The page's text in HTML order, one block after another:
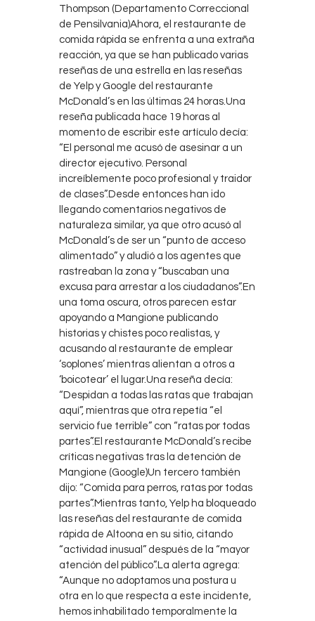
Thompson (Departamento Correccional
de Pensilvania)Ahora, el restaurante de
comida rápida se enfrenta a una extraña
reacción, ya que se han publicado varias
reseñas de una estrella en las reseñas
de Yelp y Google del restaurante
McDonald’s en las últimas 24 horas.Una
reseña publicada hace 19 horas al
momento de escribir este artículo decía:
“El personal me acusó de asesinar a un
director ejecutivo. Personal
increíblemente poco profesional y traidor
de clases”.Desde entonces han ido
llegando comentarios negativos de
naturaleza similar, ya que otro acusó al
McDonald’s de ser un “punto de acceso
alimentado” y aludió a los agentes que
rastreaban la zona y “buscaban una
excusa para arrestar a los ciudadanos”.En
una toma oscura, otros parecen estar
apoyando a Mangione publicando
historias y chistes poco realistas, y
acusando al restaurante de emplear
‘soplones’ mientras alientan a otros a
‘boicotear’ el lugar.Una reseña decía:
“Despidan a todas las ratas que trabajan
aquí”, mientras que otra repetía “el
servicio fue terrible” con “ratas por todas
partes”.El restaurante McDonald’s recibe
críticas negativas tras la detención de
Mangione (Google)Un tercero también
dijo: “Comida para perros, ratas por todas
partes”.Mientras tanto, Yelp ha bloqueado
las reseñas del restaurante de comida
rápida de Altoona en su sitio, citando
“actividad inusual” después de la “mayor
atención del público”.La alerta agrega:
“Aunque no adoptamos una postura u
otra en lo que respecta a este incidente,
hemos inhabilitado temporalmente la